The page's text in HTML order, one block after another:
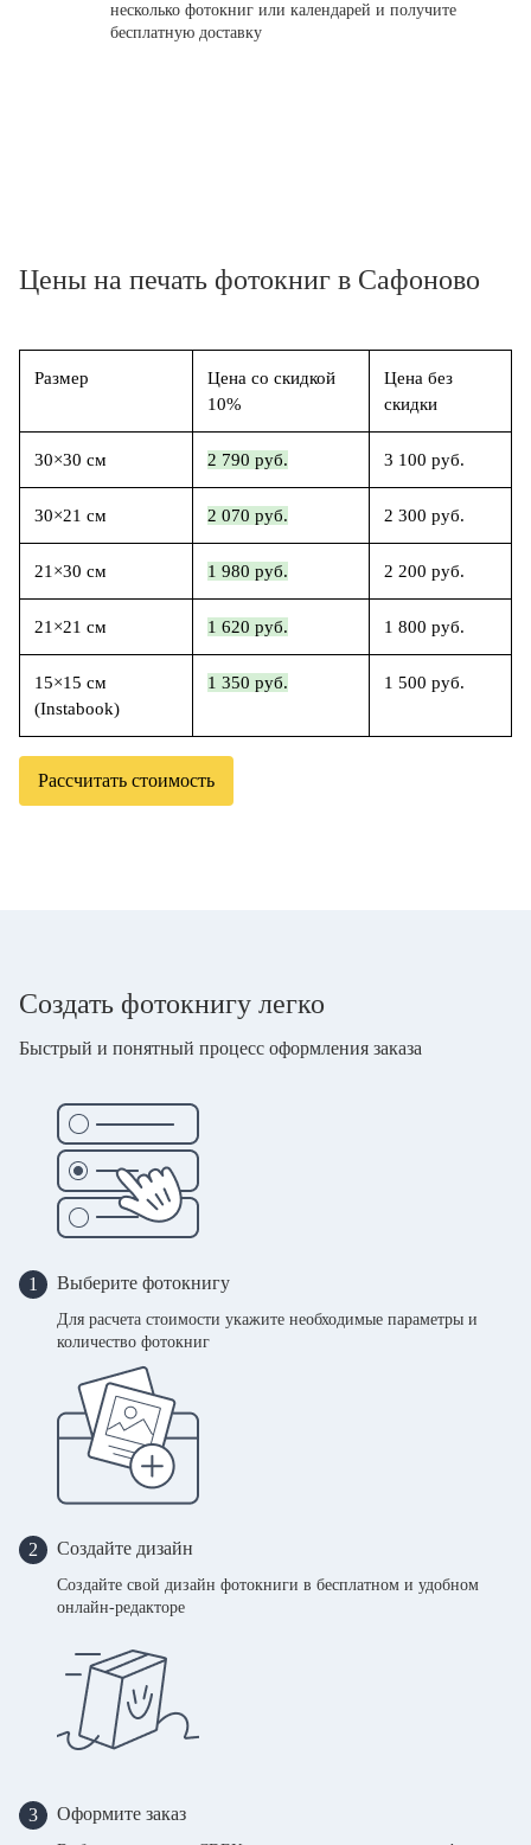
несколько фотокниг или календарей и получите
бесплатную доставку
Цены на печать фотокниг в Сафоново
Размер
Цена со скидкой
10%
Цена без
скидки
30×30 см 2 790 руб. 3 100 руб.
30×21 см 2 070 руб. 2 300 руб.
21×30 см 1 980 руб. 2 200 руб.
21×21 см 1 620 руб. 1 800 руб.
15×15 см
(Instabook)
1 350 руб. 1 500 руб.
Рассчитать стоимость
Создать фотокнигу легко
Быстрый и понятный процесс оформления заказа
1 Выберите фотокнигу
Для расчета стоимости укажите необходимые параметры и
количество фотокниг
2 Создайте дизайн
Создайте свой дизайн фотокниги в бесплатном и удобном
онлайн-редакторе
3 Оформите заказ